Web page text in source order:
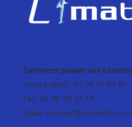
Comment passer vos
Service client : 04 76 75 67 81
fax : 04 76 78 32 17
Email : contact@cimatel.fr /